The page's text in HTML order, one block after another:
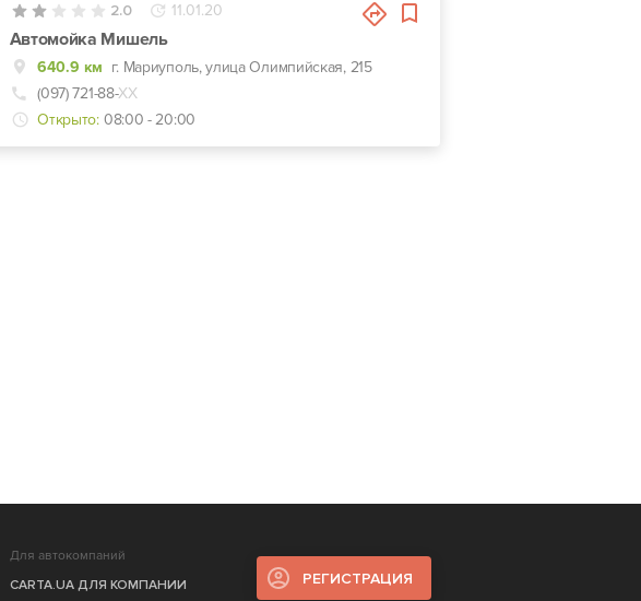
2.0 11.01.20
Автомойка Мишель
640.9 км г. Мариуполь, улица Олимпийская, 215
(097) 721-88-ХХ
Открыто: 08:00 - 20:00
Для автокомпаний
CARTA.UA ДЛЯ КОМПАНИИ
РЕГИСТРАЦИЯ